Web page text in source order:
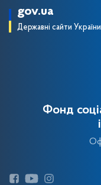
gov.ua
Державні сайти України
Фонд